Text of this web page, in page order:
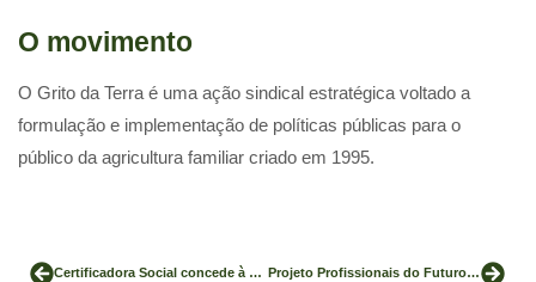
O movimento
O Grito da Terra é uma ação sindical estratégica voltado a
formulação e implementação de políticas públicas para o
público da agricultura familiar criado em 1995.
Certificadora Social concede à Rioterra o Selo DOAR na categoria A. Projeto Profissionais do Futuro divulga ações da bioeconomia da Amazônia